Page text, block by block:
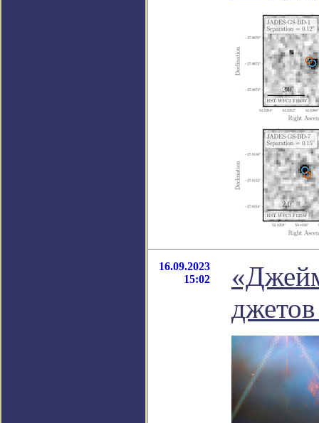
16.09.2023
15:02